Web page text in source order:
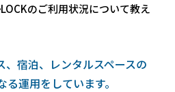
のご利用状況について教え
、宿泊、レンタルスペースの
る運用をしています。